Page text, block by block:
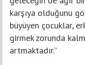
karşıya olduğunu
büyüyen çocuklar,
girmek zorunda
artmaktadır.”